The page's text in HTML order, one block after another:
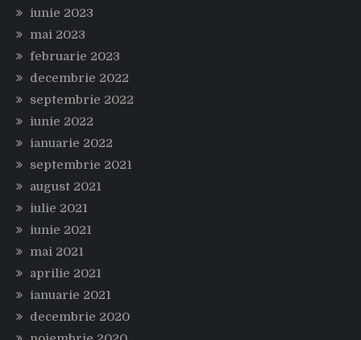
iunie 2023
mai 2023
februarie 2023
decembrie 2022
septembrie 2022
iunie 2022
ianuarie 2022
septembrie 2021
august 2021
iulie 2021
iunie 2021
mai 2021
aprilie 2021
ianuarie 2021
decembrie 2020